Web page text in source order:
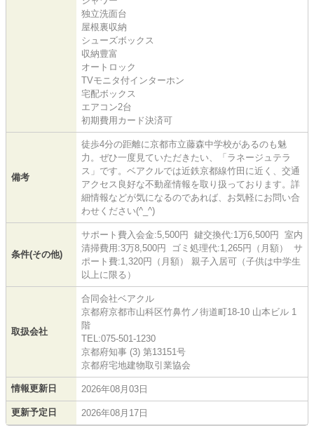
独立洗面台
屋根裏収納
シューズボックス
収納豊富
オートロック
TVモニタ付インターホン
宅配ボックス
エアコン2台
初期費用カード決済可
備考
徒歩4分の距離に京都市立藤森中学校があるのも魅
力。ぜひ一度見ていただきたい、「ラネージュテラ
ス」です。ベアクルでは近鉄京都線竹田に近く、交通
アクセス良好な不動産情報を取り扱っております。詳
細情報などが気になるのであれば、お気軽にお問い合
わせください(^_^)
条件(その他)
サポート費入会金:5,500円 鍵交換代:1万6,500円 室内
清掃費用:3万8,500円 ゴミ処理代:1,265円（月額） サ
ポート費:1,320円（月額） 親子入居可（子供は中学生
以上に限る）
取扱会社
合同会社ベアクル
京都府京都市山科区竹鼻竹ノ街道町18-10 山本ビル 1
階
TEL:075-501-1230
京都府知事 (3) 第13151号
京都府宅地建物取引業協会
情報更新日 2026年08月03日
更新予定日 2026年08月17日